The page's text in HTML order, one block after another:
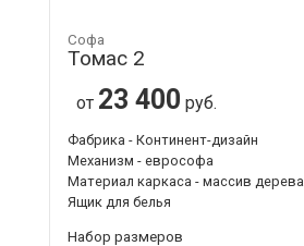
Софа
Томас 2
от 23 400 руб.
Фабрика - Континент-дизайн
Механизм - еврософа
Материал каркаса - массив дерева
Ящик для белья
Набор размеров